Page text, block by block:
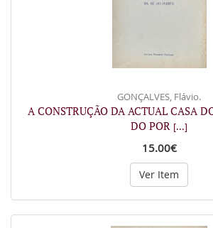
GONÇALVES, Flávio.
A CONSTRUÇÃO DA ACTUAL CASA
DO POR [...]
15.00€
Ver Item